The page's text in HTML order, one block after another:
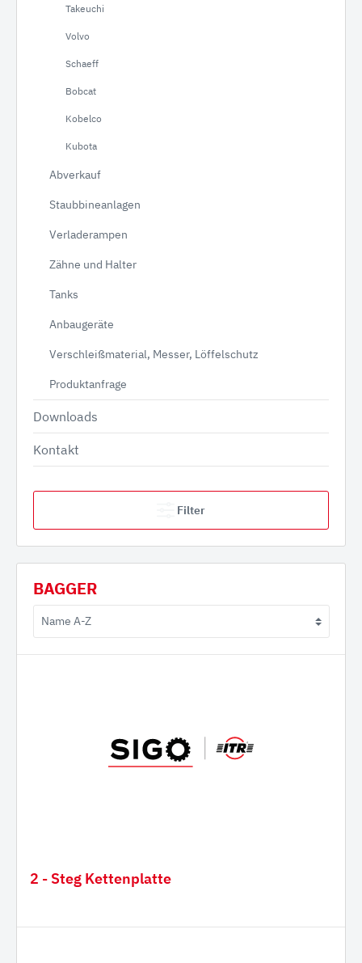
Takeuchi
Volvo
Schaeff
Bobcat
Kobelco
Kubota
Abverkauf
Staubbineanlagen
Verladerampen
Zähne und Halter
Tanks
Anbaugeräte
Verschleißmaterial, Messer, Löffelschutz
Produktanfrage
Downloads
Kontakt
Filter
BAGGER
2 - Steg Kettenplatte